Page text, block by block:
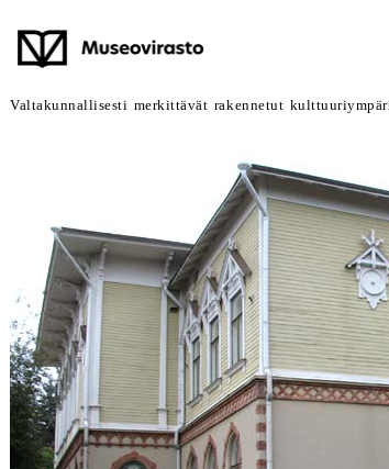
Valtakunnallisesti merkittävät rakennetut